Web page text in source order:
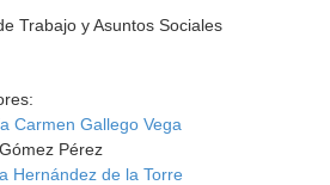
Trabajo y Asuntos Sociales
Carmen Gallego Vega
Pérez
Hernández de la Torre